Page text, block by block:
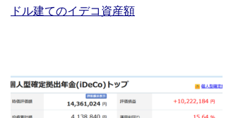
ドル建てのイデコ資産額